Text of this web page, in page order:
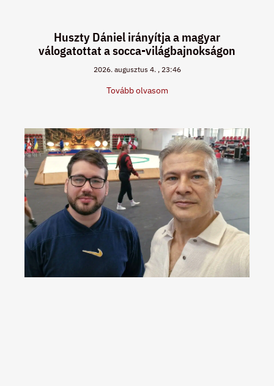
Huszty Dániel irányítja a magyar
válogatottat a socca-világbajnokságon
2026. augusztus 4. 23:46
Tovább olvasom